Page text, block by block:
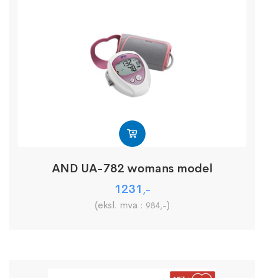
AND UA-782 womans model
1231 ,-
(eksl. mva : 984,-)